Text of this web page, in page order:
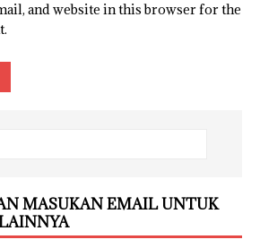
and website in this browser for the
MASUKAN EMAIL UNTUK